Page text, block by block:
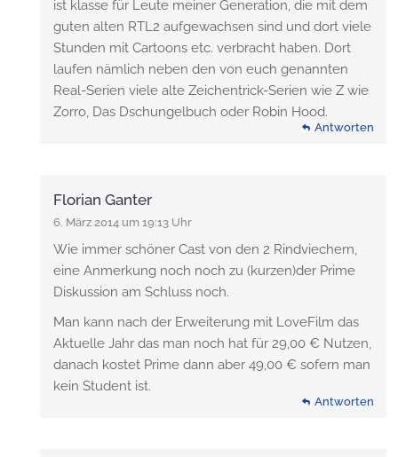
ist klasse für Leute meiner Generation, die mit dem
guten alten RTL2 aufgewachsen sind und dort viele
Stunden mit Cartoons etc. verbracht haben. Dort
laufen nämlich neben den von euch genannten
Real-Serien viele alte Zeichentrick-Serien wie Z wie
Zorro, Das Dschungelbuch oder Robin Hood.
Antworten
Florian Ganter
6. März 2014 um 19:13 Uhr
Wie immer schöner Cast von den 2 Rindviechern,
eine Anmerkung noch noch zu (kurzen)der Prime
Diskussion am Schluss noch.
Man kann nach der Erweiterung mit LoveFilm das
Aktuelle Jahr das man noch hat für 29,00 € Nutzen,
danach kostet Prime dann aber 49,00 € sofern man
kein Student ist.
Antworten